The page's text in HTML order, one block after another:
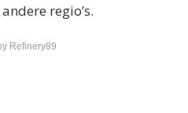
regio’s.
Refinery89